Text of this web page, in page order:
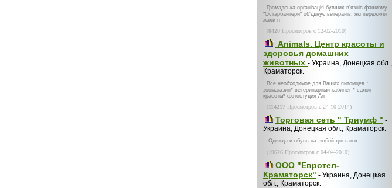
Громадська організація бувших в'язнів фашизму
"Остарбайтери" об'єднує ветеранів, які пережили
жахи н
(8420 Просмотров с 12-02-2010)
Animals. Центр красоты и
здоровья домашних
животных - Украина, Донецкая обл.,
Краматорск.
Все необходимое для Ваших питомцев.*
зоомагазин* ветеринарный кабинет * салон
красоты* фотостудия An
(114217 Просмотров с 24-10-2014)
Торговая сеть " Триумф " -
Украина, Донецкая обл., Краматорск.
Одежда и обувь на любой достаток.
(19626 Просмотров с 04-04-2010)
ООО "Евротел-
Краматорск" - Украина, Донецкая
обл., Краматорск.